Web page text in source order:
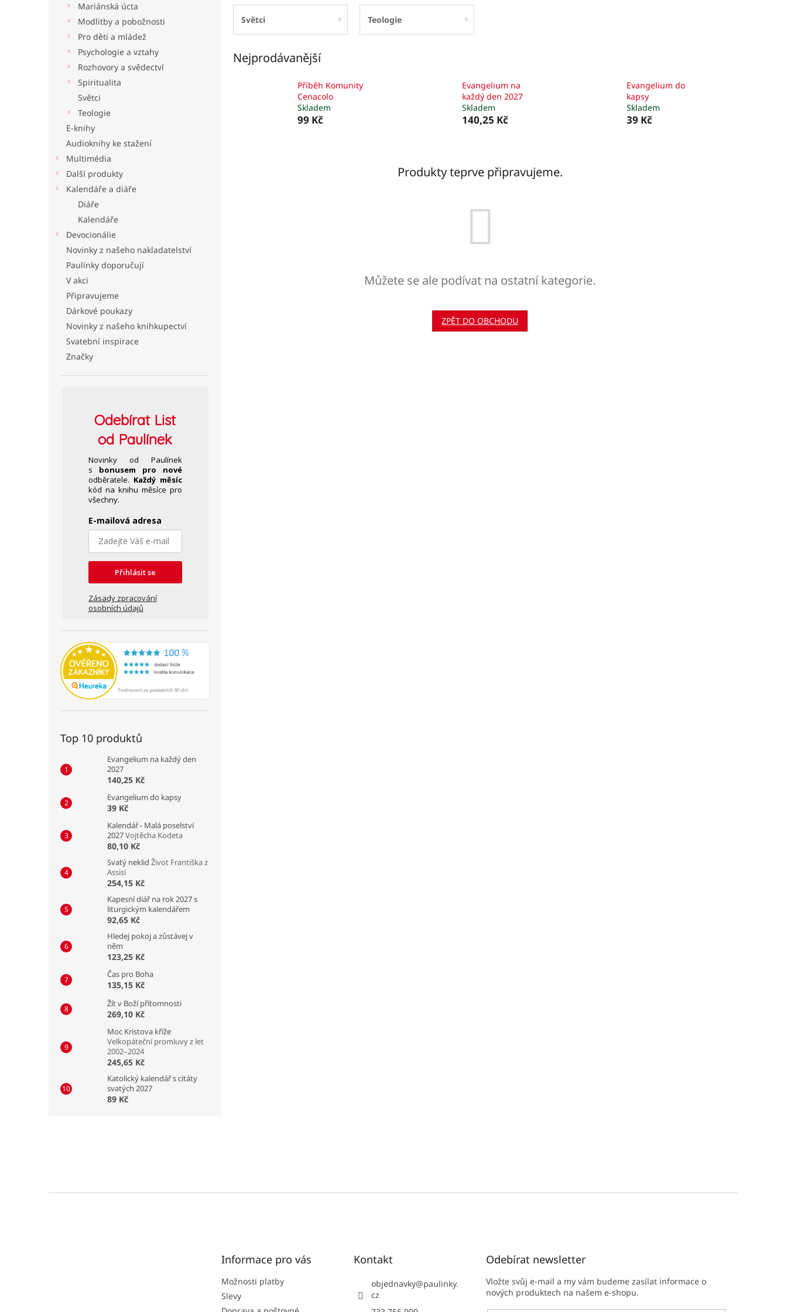
Mariánská úcta
Modlitby a pobožnosti
Pro děti a mládež
Psychologie a vztahy
Rozhovory a svědectví
Spiritualita
Světci
Teologie
E-knihy
Audioknihy ke stažení
Multimédia
Další produkty
Kalendáře a diáře
Diáře
Kalendáře
Devocionálie
Novinky z našeho nakladatelství
Paulínky doporučují
V akci
Připravujeme
Dárkové poukazy
Novinky z našeho knihkupectví
Svatební inspirace
Značky
OdebíratList
od Paulínek
Novinky od Paulínek
s bonusem pro nové
odběratele. Každý měsíc
kód na knihu měsíce pro
všechny.
E-mailová adresa
Přihlásit se
Zásady zpracování
osobních údajů
Top 10 produktů
Evangelium na každý den
2027
140,25 Kč
Evangelium do kapsy
39 Kč
Kalendář - Malá poselství
2027Vojtěcha Kodeta
80,10 Kč
Svatý neklid Život Františka z
Assisi
254,15 Kč
Kapesní diář na rok 2027 s
liturgickým kalendářem
92,65 Kč
Hledej pokoj a zůstávej v
něm
123,25 Kč
Čas pro Boha
135,15 Kč
Žít v Boží přítomnosti
269,10 Kč
Moc Kristova kříže
Velkopáteční promluvy z let
2002–2024
245,65 Kč
Katolický kalendář s citáty
svatých 2027
89 Kč
Světci Teologie
Nejprodávanější
Příběh Komunity
Cenacolo
Skladem
99 Kč
Evangelium na
každý den 2027
Skladem
140,25 Kč
Evangelium do
kapsy
Skladem
39 Kč
Produkty teprve připravujeme.
Můžete se ale podívat na ostatní kategorie.
ZPĚT DO OBCHODU
Informace pro vás
Možnosti platby
Slevy
Kontakt
objednavky@paulinky.
cz
Odebírat newsletter
Vložte svůj e-mail a my vám budeme zasílat informace o
nových produktech na našem e-shopu.